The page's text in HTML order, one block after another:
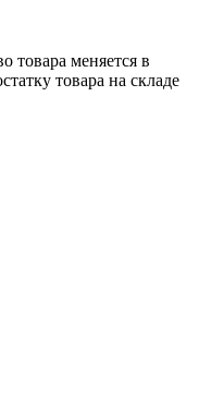
товара меняется в
товара на складе